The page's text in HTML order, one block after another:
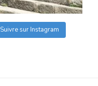
Suivre sur Instagram